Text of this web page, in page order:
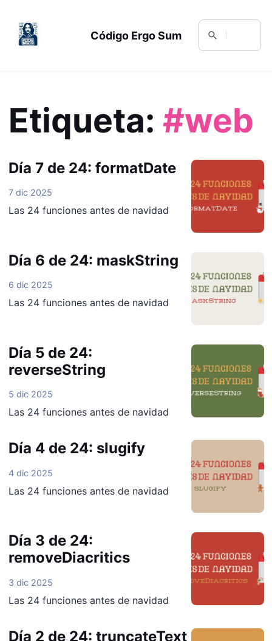
Código Ergo Sum
Etiqueta: #web
Día 7 de 24: formatDate
7 dic 2025
Las 24 funciones antes de navidad
Día 6 de 24: maskString
6 dic 2025
Las 24 funciones antes de navidad
Día 5 de 24:
reverseString
5 dic 2025
Las 24 funciones antes de navidad
Día 4 de 24: slugify
4 dic 2025
Las 24 funciones antes de navidad
Día 3 de 24:
removeDiacritics
3 dic 2025
Las 24 funciones antes de navidad
Día 2 de 24: truncateText